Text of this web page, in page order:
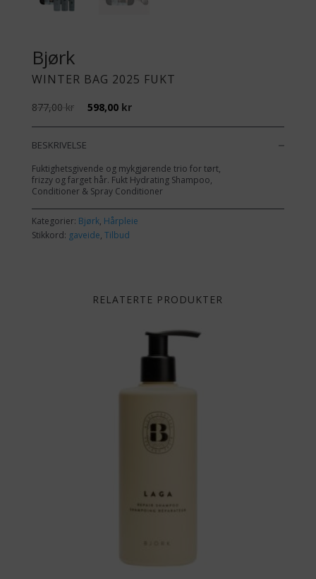
Bjørk
WINTER BAG 2025 FUKT
877,00 kr Opprinnelig
pris
var:
598,00 kr
er:
BESKRIVELSE
Fuktighetsgivende og mykgjørende trio for tørt,
frizzy og farget hår. Fukt Hydrating Shampoo,
Conditioner & Spray Conditioner
Kategorier: Bjørk, Hårpleie
Stikkord: gaveide, Tilbud
RELATERTE PRODUKTER